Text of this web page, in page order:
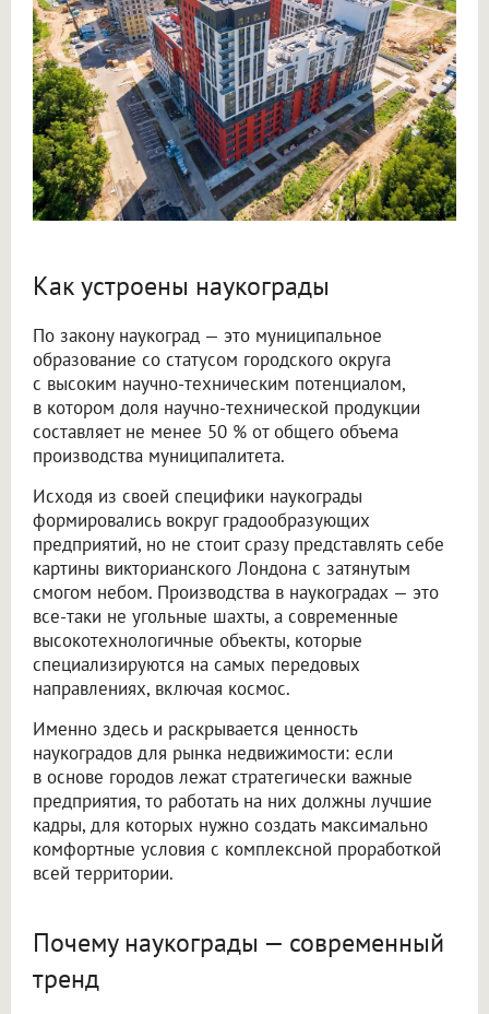
Как устроены наукограды
По закону наукоград — это муниципальное
образование со статусом городского округа
с высоким научно-техническим потенциалом,
в котором доля научно-технической продукции
составляет не менее 50 % от общего объема
производства муниципалитета.
Исходя из своей специфики наукограды
формировались вокруг градообразующих
предприятий, но не стоит сразу представлять себе
картины викторианского Лондона с затянутым
смогом небом. Производства в наукоградах — это
все-таки не угольные шахты, а современные
высокотехнологичные объекты, которые
специализируются на самых передовых
направлениях, включая космос.
Именно здесь и раскрывается ценность
наукоградов для рынка недвижимости: если
в основе городов лежат стратегически важные
предприятия, то работать на них должны лучшие
кадры, для которых нужно создать максимально
комфортные условия с комплексной проработкой
всей территории.
Почему наукограды — современный
тренд